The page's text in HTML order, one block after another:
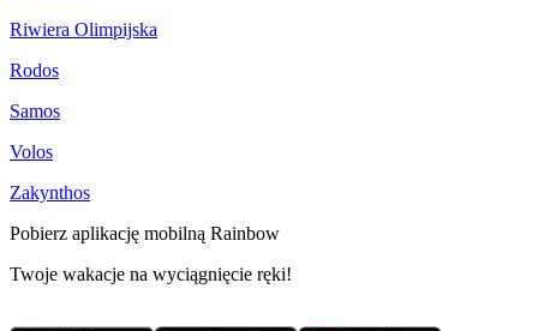
Riwiera Olimpijska
Rodos
Samos
Volos
Zakynthos
Pobierz aplikację mobilną Rainbow
Twoje wakacje na wyciągnięcie ręki!